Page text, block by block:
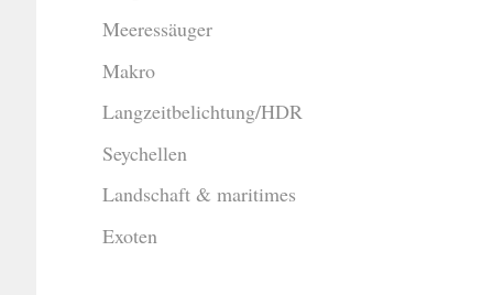
Meeressäuger
Makro
Langzeitbelichtung/HDR
Seychellen
Landschaft & maritimes
Exoten